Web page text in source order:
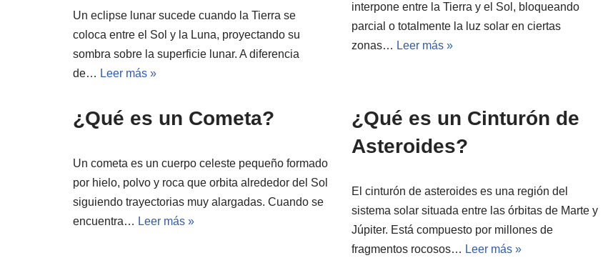
Un eclipse lunar sucede cuando la Tierra se
coloca entre el Sol y la Luna, proyectando su
sombra sobre la superficie lunar. A diferencia
de… Leer más »
interpone entre la Tierra y el Sol, bloqueando
parcial o totalmente la luz solar en ciertas
zonas… Leer más »
¿Qué es un Cometa?
Un cometa es un cuerpo celeste pequeño formado
por hielo, polvo y roca que orbita alrededor del Sol
siguiendo trayectorias muy alargadas. Cuando se
encuentra… Leer más »
¿Qué es un Cinturón de
Asteroides?
El cinturón de asteroides es una región del
sistema solar situada entre las órbitas de Marte y
Júpiter. Está compuesto por millones de
fragmentos rocosos… Leer más »